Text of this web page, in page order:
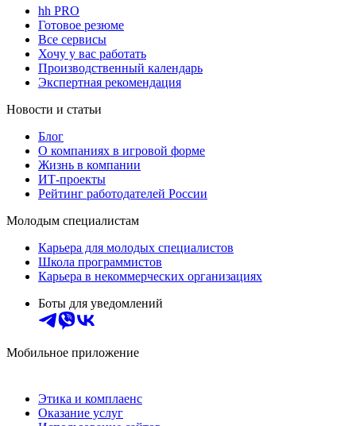
hh PRO
Готовое резюме
Все сервисы
Хочу у вас работать
Производственный календарь
Экспертная рекомендация
Новости и статьи
Блог
О компаниях в игровой форме
Жизнь в компании
ИТ-проекты
Рейтинг работодателей России
Молодым специалистам
Карьера для молодых специалистов
Школа программистов
Карьера в некоммерческих организациях
Боты для уведомлений
Мобильное приложение
Этика и комплаенс
Оказание услуг